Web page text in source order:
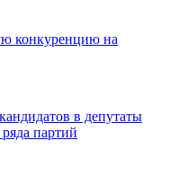
конкуренцию на
в депутаты
партий